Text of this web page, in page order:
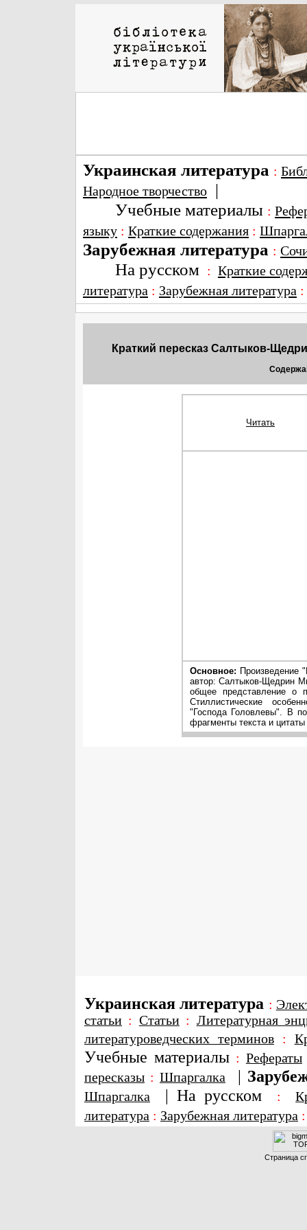
Украинская литература :
Народное творчество |
Учебные материалы :
языку : Краткие содержания :
Зарубежная литература :
На русском : Краткие
литература : Зарубежная литература
Краткий пересказ Салтыков-
Читать
Основное: Произведение
автор: Салтыков-Щедрин
общее представление о
Стиллистические
"Господа Головлевы". В
фрагменты текста и цитаты
Украинская литература :
статьи : Статьи: Литературная
литературоведческих терминов:
Учебные материалы : Рефераты
пересказы : Шпаргалка |
Шпаргалка | На русском :
литература : Зарубежная литература
Страница